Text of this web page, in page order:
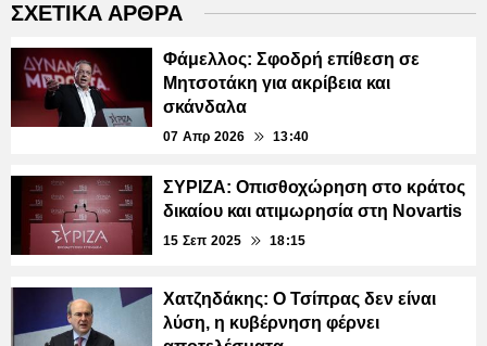
ΣΧΕΤΙΚΑ ΑΡΘΡΑ
Φάμελλος: Σφοδρή επίθεση σε
Μητσοτάκη για ακρίβεια και
σκάνδαλα
07 Απρ 2026 13:40
ΣΥΡΙΖΑ: Οπισθοχώρηση στο κράτος
δικαίου και ατιμωρησία στη Novartis
15 Σεπ 2025 18:15
Χατζηδάκης: Ο Τσίπρας δεν είναι
λύση, η κυβέρνηση φέρνει